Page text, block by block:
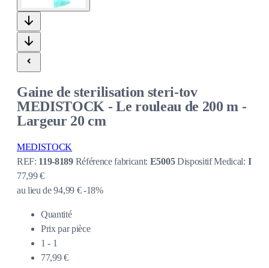
Gaine de sterilisation steri-tov
MEDISTOCK - Le rouleau de 200 m -
Largeur 20 cm
MEDISTOCK
REF: 119-8189 Référence fabricant: E5005Dispositif Medical: I
77,99 €
au lieu de94,99 € -18%
Quantité
Prix par pièce
1 - 1
77,99 €